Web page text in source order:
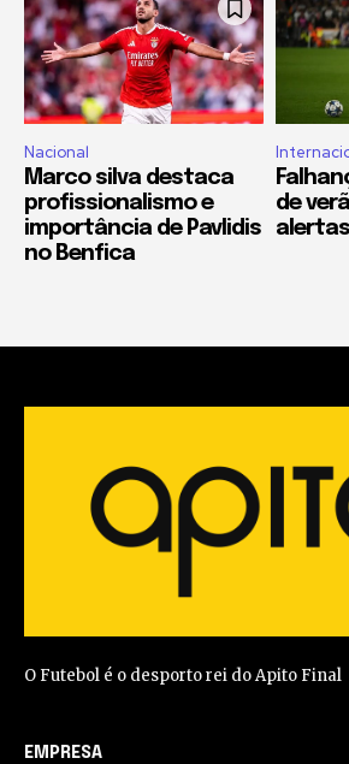
Nacional
Marco silva destaca
profissionalismo e
importância de Pavlidis
no Benfica
de
O Futebol é o desporto rei do Apito Final
EMPRESA